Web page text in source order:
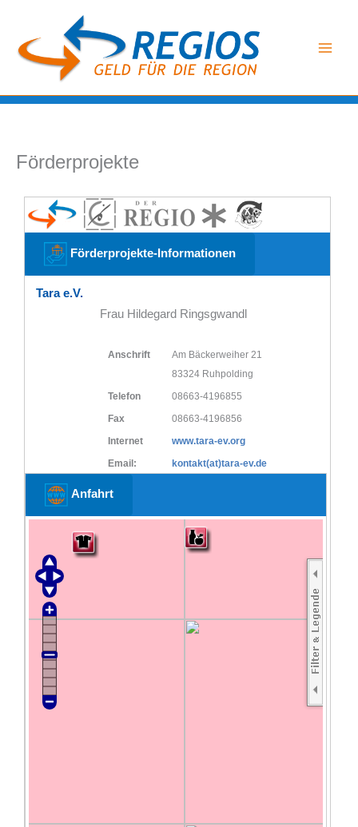
springen
Förderprojekte
Förderprojekte-Informationen
Tara e.V.
Frau Hildegard Ringsgwandl
Anschrift
Am Bäckerweiher 21
83324 Ruhpolding
Telefon
08663-4196855
Fax
08663-4196856
Internet
www.tara-ev.org
Email:
kontakt(at)tara-ev.de
Anfahrt